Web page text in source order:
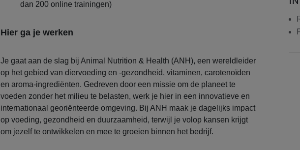
dan 200 online trainingen)
Hier ga je werken
Je gaat aan de slag bij Animal Nutrition & Health (ANH), een wereldleider
op het gebied van diervoeding en -gezondheid, vitaminen, carotenoïden
en aroma-ingrediënten. Gedreven door een missie om de planeet te
voeden zonder het milieu te belasten, werk je hier in een innovatieve en
internationaal georiënteerde omgeving. Bij ANH maak je dagelijks impact
op voeding, gezondheid en duurzaamheid, terwijl je volop kansen krijgt
om jezelf te ontwikkelen en mee te groeien binnen het bedrijf.